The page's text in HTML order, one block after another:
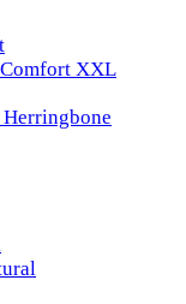
XXL